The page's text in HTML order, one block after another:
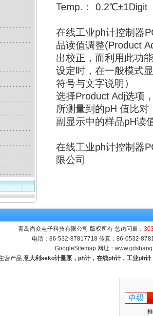
Temp.： 0.2℃±1Digit
在线工业ph计控制器
品读值调整(Product
出校正，而利用此功
设定时，在一般模式
符号与文字说明）
选择Product Adj选项
所测量到的pH 值比
副显示中的样品pH读
在线工业ph计控制器
限公司
青岛尚众电子科技有限公司 版权所有 总访问量：
电话：86-532-87817718 传真：86-0532-
GoogleSitemap 网址：
营产品:意大利seko计量泵，ph计，在线ph计，工业ph